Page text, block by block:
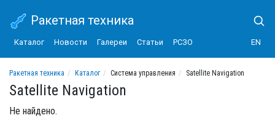
Ракетная техника
Каталог Новости Галереи Статьи РСЗО EN
Ракетная техника Каталог Система управления Satellite Navigation
Satellite Navigation
Не найдено.